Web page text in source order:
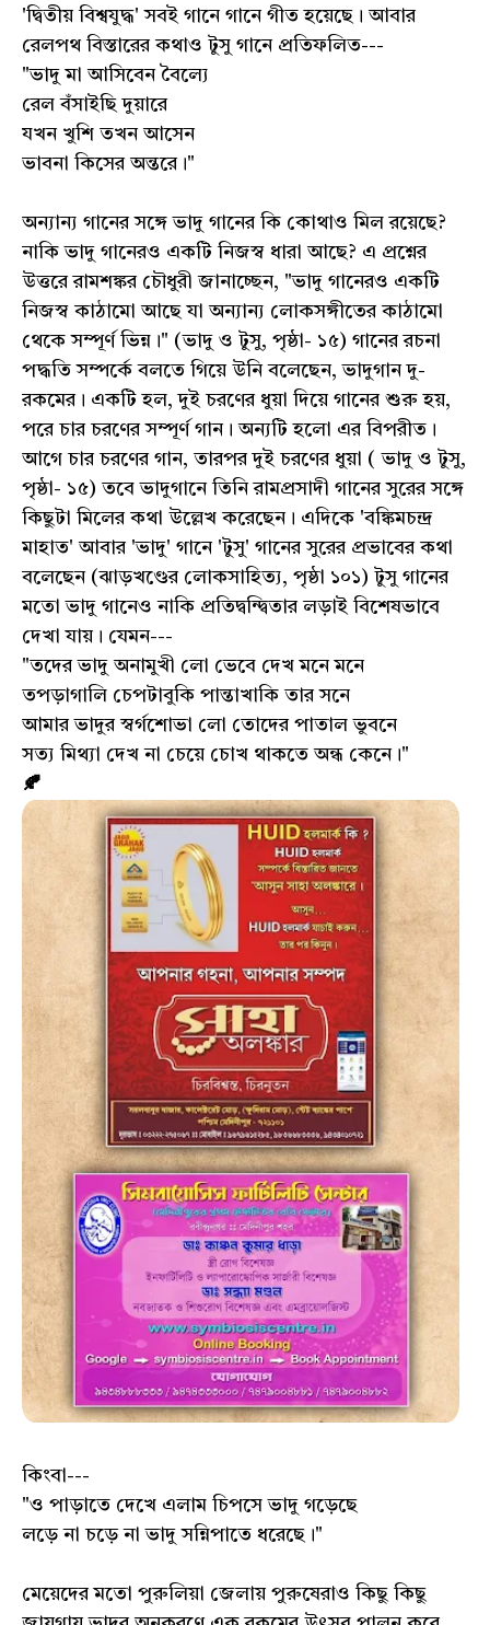
'দ্বিতীয় বিশ্বযুদ্ধ' সবই গানে গানে গীত হয়েছে। আবার
রেলপথ বিস্তারের কথাও টুসু গানে প্রতিফলিত---
"ভাদু মা আসিবেন বৈল্যে
রেল বঁসাইছি দুয়ারে
যখন খুশি তখন আসেন
ভাবনা কিসের অন্তরে।"
অন্যান্য গানের সঙ্গে ভাদু গানের কি কোথাও মিল রয়েছে?
নাকি ভাদু গানেরও একটি নিজস্ব ধারা আছে? এ প্রশ্নের
উত্তরে রামশঙ্কর চৌধুরী জানাচ্ছেন, "ভাদু গানেরও একটি
নিজস্ব কাঠামো আছে যা অন্যান্য লোকসঙ্গীতের কাঠামো
থেকে সম্পূর্ণ ভিন্ন।" (ভাদু ও টুসু, পৃষ্ঠা- ১৫) গানের রচনা
পদ্ধতি সম্পর্কে বলতে গিয়ে উনি বলেছেন, ভাদুগান দু-
রকমের। একটি হল, দুই চরণের ধুয়া দিয়ে গানের শুরু হয়,
পরে চার চরণের সম্পূর্ণ গান। অন্যটি হলো এর বিপরীত।
আগে চার চরণের গান, তারপর দুই চরণের ধুয়া ( ভাদু ও টুসু,
পৃষ্ঠা- ১৫) তবে ভাদুগানে তিনি রামপ্রসাদী গানের সুরের সঙ্গে
কিছুটা মিলের কথা উল্লেখ করেছেন। এদিকে 'বঙ্কিমচন্দ্র
মাহাত' আবার 'ভাদু' গানে 'টুসু' গানের সুরের প্রভাবের কথা
বলেছেন (ঝাড়খণ্ডের লোকসাহিত্য, পৃষ্ঠা ১০১) টুসু গানের
মতো ভাদু গানেও নাকি প্রতিদ্বন্দ্বিতার লড়াই বিশেষভাবে
দেখা যায়। যেমন---
"তদের ভাদু অনামুখী লো ভেবে দেখ মনে মনে
তপড়াগালি চেপটাবুকি পান্তাখাকি তার সনে
আমার ভাদুর স্বর্গশোভা লো তোদের পাতাল ভুবনে
সত্য মিথ্যা দেখ না চেয়ে চোখ থাকতে অন্ধ কেনে।"
🍂
কিংবা---
"ও পাড়াতে দেখে এলাম চিপসে ভাদু গড়েছে
লড়ে না চড়ে না ভাদু সন্নিপাতে ধরেছে।"
মেয়েদের মতো পুরুলিয়া জেলায় পুরুষেরাও কিছু কিছু